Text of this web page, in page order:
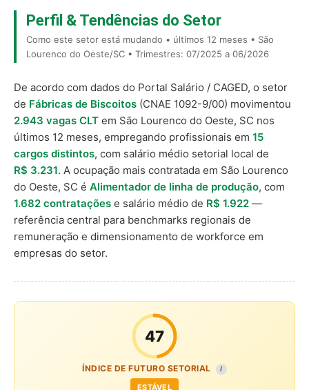
Perfil & Tendências do Setor
Como este setor está mudando • últimos 12 meses • São
Lourenco do Oeste/SC • Trimestres: 07/2025 a 06/2026
De acordo com dados do Portal Salário / CAGED, o setor
de Fábricas de Biscoitos (CNAE 1092-9/00) movimentou
2.943 vagas CLT em São Lourenco do Oeste, SC nos
últimos 12 meses, empregando profissionais em 15
cargos distintos, com salário médio setorial local de
R$ 3.231. A ocupação mais contratada em São Lourenco
do Oeste, SC é Alimentador de linha de produção, com
1.682 contratações e salário médio de R$ 1.922 —
referência central para benchmarks regionais de
remuneração e dimensionamento de workforce em
empresas do setor.
47
ÍNDICE DE FUTURO SETORIAL I
ESTÁVEL